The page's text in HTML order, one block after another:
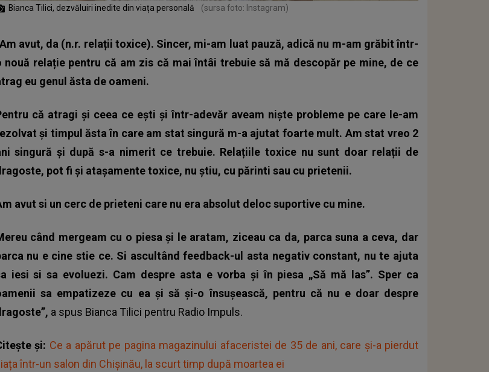
Bianca Tilici, dezvăluiri inedite din viața personală (sursa foto: Instagram)
avut, da (n.r. relații toxice). Sincer, mi-am luat pauză, adică nu m-am grăbit într-
nouă relație pentru că am zis că mai întâi trebuie să mă descopăr pe mine, de ce
eu genul ăsta de oameni.
că atragi și ceea ce ești și într-adevăr aveam niște probleme pe care le-am
și timpul ăsta în care am stat singură m-a ajutat foarte mult. Am stat vreo 2
singură și după s-a nimerit ce trebuie. Relațiile toxice nu sunt doar relații de
pot fi și atașamente toxice, nu știu, cu părinti sau cu prietenii.
avut si un cerc de prieteni care nu era absolut deloc suportive cu mine.
când mergeam cu o piesa și le aratam, ziceau ca da, parca suna a ceva, dar
nu e cine stie ce. Si ascultând feedback-ul asta negativ constant, nu te ajuta
iesi si sa evoluezi. Cam despre asta e vorba și în piesa „Să mă las”. Sper ca
sa empatizeze cu ea și să și-o însușească, pentru că nu e doar despre
a spus Bianca Tilici pentru Radio Impuls.
și: Ce a apărut pe pagina magazinului afaceristei de 35 de ani, care și-a pierdut
într-un salon din Chișinău, la scurt timp după moartea ei